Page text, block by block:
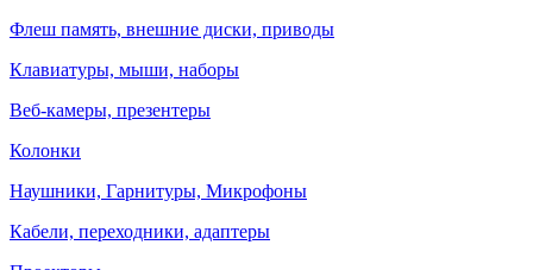
Флеш память, внешние диски, приводы
Клавиатуры, мыши, наборы
Веб-камеры, презентеры
Колонки
Наушники, Гарнитуры, Микрофоны
Кабели, переходники, адаптеры